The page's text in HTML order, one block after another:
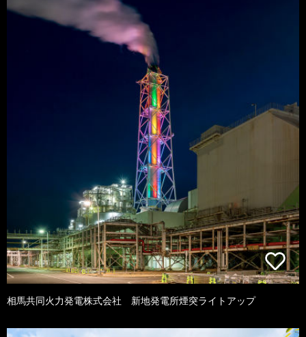
相馬共同火力発電株式会社 新地発電所煙突ライトアップ